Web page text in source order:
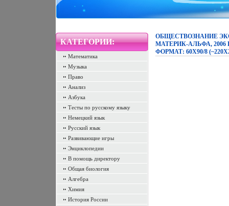
КАТЕГОРИИ:
Математика
Музыка
Право
Анализ
Азбука
Тесты по русскому языку
Немецкий язык
Русский язык
Развивающие игры
Энциклопедии
В помощь директору
Общая биология
Алгебра
Химия
История России
ОБЩЕСТВОЗНАНИЕ
МАТЕРИК-АЛЬФА, 2006
ФОРМАТ: 60X90/8